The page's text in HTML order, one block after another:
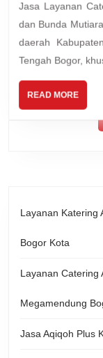
Jasa Layanan Catering aqiqah Terbaik untuk Keluarga Ayah
dan Bunda
daerah
Tengah Bogor,
READ MOREREAD
MORE
Layanan Katering
Bogor Kota
Layanan Catering
Megamendung
Jasa Aqiqoh Plus